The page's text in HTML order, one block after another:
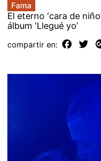
Fama
El eterno ‘cara de
álbum ‘Llegué yo’
compartir en: